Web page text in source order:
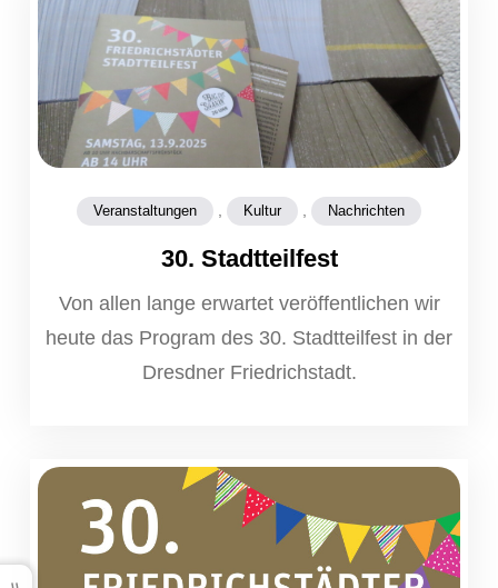
Veranstaltungen Kultur Nachrichten
30. Stadtteilfest
Von allen lange erwartet veröffentlichen wir
heute das Program des 30. Stadtteilfest in der
Dresdner Friedrichstadt.